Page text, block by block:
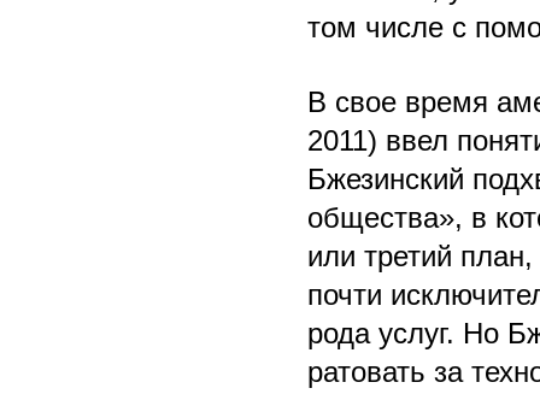
том числе с
В свое время
2011) ввел
Бжезинский
общества», в
или третий
почти
рода услуг. Но
ратовать за